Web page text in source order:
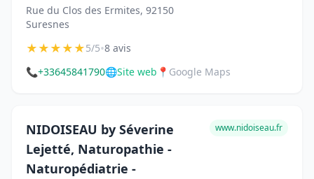
Rue du Clos des Ermites, 92150
Suresnes
★★★★★5/5•8 avis
📞+33645841790🌐Site web 📍 Google Maps
NIDOISEAU by Séverine
Lejetté, Naturopathie -
Naturopédiatrie -
www.nidoiseau.fr